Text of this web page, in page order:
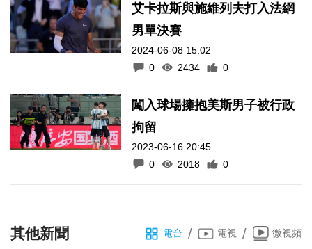
艾卡拉斯與施維列夫打入法網
男單決賽
2024-06-08 15:02
0
2434 0
闖入球場擁抱美斯男子被行政
拘留
2023-06-16 20:45
0
2018 0
其他新聞 電台 / 電視 / 微視頻